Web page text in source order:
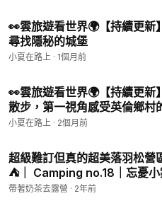
👀雲旅遊看世界🌍【持續更
尋找隱秘的城堡
小夏在路上 · 1個月前
👀雲旅遊看世界🌍【持續更新
散步，第一視角感受英倫鄉村
小夏在路上 · 2個月前
超級難訂但真的超美落羽松
⛺️｜ Camping no.18｜忘憂小
Ogawa Type 52R T/C｜
帶著奶茶去露營 · 2年前